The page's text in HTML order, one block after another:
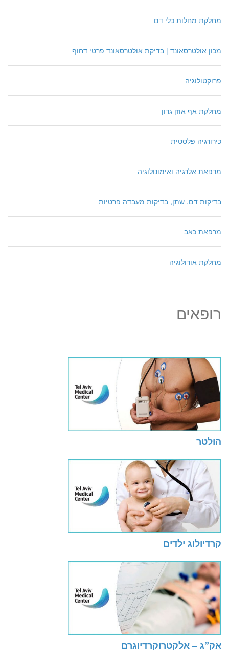
מחלקת מחלות כלי דם
מכון אולטרסאונד | בדיקת אולטרסאונד פרטי דחוף
פרוקטולוגיה
מחלקת אף אוזן גרון
כירורגיה פלסטית
מרפאת אלרגיה ואימונולוגיה
בדיקות דם, שתן, בדיקות מעבדה פרטיות
מרפאת כאב
מחלקת אורולוגיה
רופאים
הולטר
קרדיולוג ילדים
אק”ג – אלקטרוקרדיוגרם